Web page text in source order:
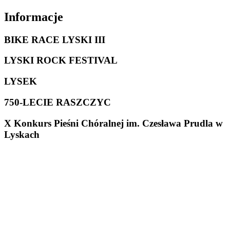
Informacje
BIKE RACE LYSKI III
LYSKI ROCK FESTIVAL
LYSEK
750-LECIE RASZCZYC
X Konkurs Pieśni Chóralnej im. Czesława Prudla w
Lyskach